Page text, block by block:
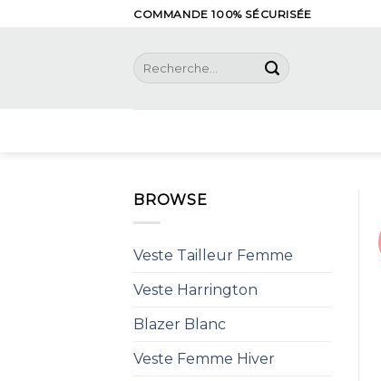
COMMANDE 100% SÉCURISÉE
Recherche
pour :
BROWSE
Veste Tailleur Femme
Veste Harrington
Blazer Blanc
Veste Femme Hiver